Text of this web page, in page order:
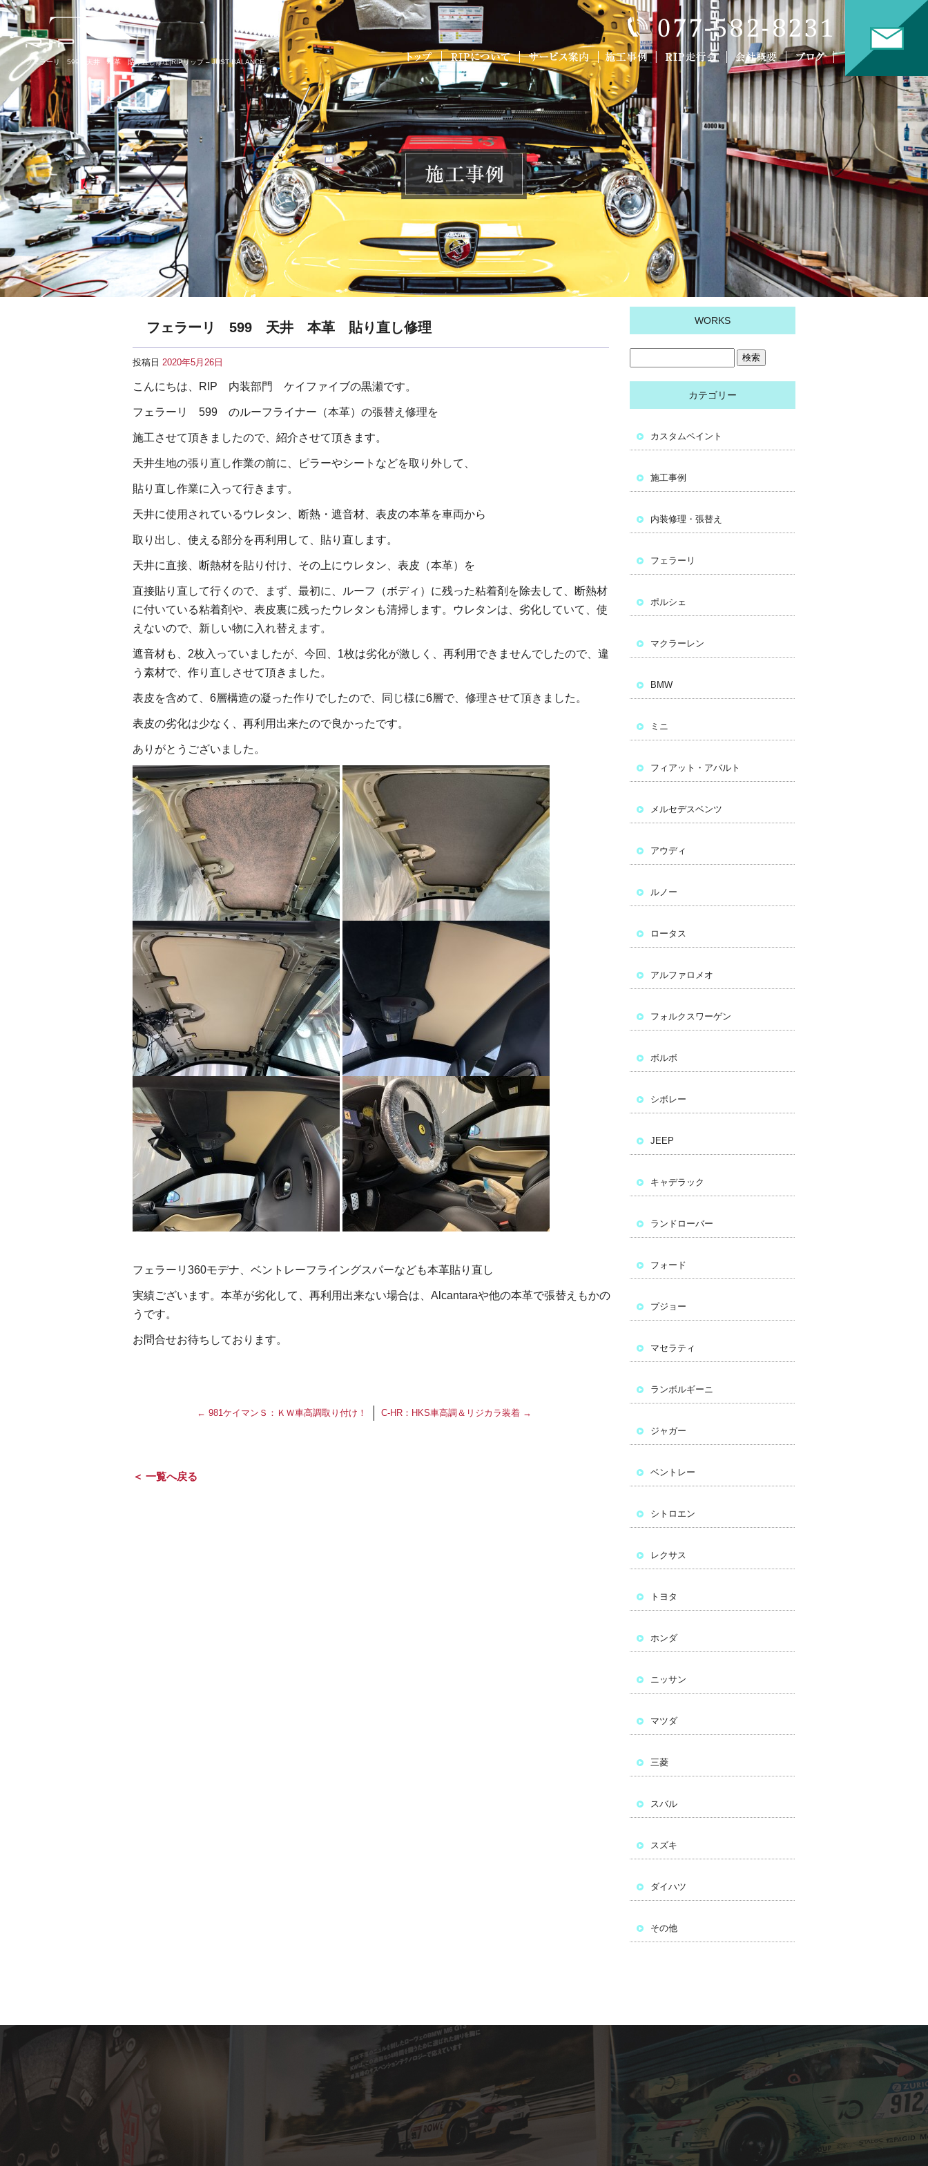
フェラーリ 599 天井 本革 貼り直し修理|RIPリップ – JUST BALANCE
フェラーリ 599 天井 本革 貼り直し修理
投稿日 2020年5月26日
こんにちは、RIP 内装部門 ケイファイブの黒瀬です。
フェラーリ 599 のルーフライナー（本革）の張替え修理を
施工させて頂きましたので、紹介させて頂きます。
天井生地の張り直し作業の前に、ピラーやシートなどを取り外して、
貼り直し作業に入って行きます。
天井に使用されているウレタン、断熱・遮音材、表皮の本革を車両から
取り出し、使える部分を再利用して、貼り直します。
天井に直接、断熱材を貼り付け、その上にウレタン、表皮（本革）を
直接貼り直して行くので、まず、最初に、ルーフ（ボディ）に残った粘着剤を除去して、断熱材
に付いている粘着剤や、表皮裏に残ったウレタンも清掃します。ウレタンは、劣化していて、使
えないので、新しい物に入れ替えます。
遮音材も、2枚入っていましたが、今回、1枚は劣化が激しく、再利用できませんでしたので、違
う素材で、作り直しさせて頂きました。
表皮を含めて、6層構造の凝った作りでしたので、同じ様に6層で、修理させて頂きました。
表皮の劣化は少なく、再利用出来たので良かったです。
ありがとうございました。
フェラーリ360モデナ、ベントレーフライングスパーなども本革貼り直し
実績ございます。本革が劣化して、再利用出来ない場合は、Alcantaraや他の本革で張替えもかの
うです。
お問合せお待ちしております。
← 981ケイマンＳ：ＫＷ車高調取り付け！ C-HR：HKS車高調＆リジカラ装着 →
＜ 一覧へ戻る
WORKS
カテゴリー
カスタムペイント
施工事例
内装修理・張替え
フェラーリ
ポルシェ
マクラーレン
BMW
ミニ
フィアット・アバルト
メルセデスベンツ
アウディ
ルノー
ロータス
アルファロメオ
フォルクスワーゲン
ボルボ
シボレー
JEEP
キャデラック
ランドローバー
フォード
プジョー
マセラティ
ランボルギーニ
ジャガー
ベントレー
シトロエン
レクサス
トヨタ
ホンダ
ニッサン
マツダ
三菱
スバル
スズキ
ダイハツ
その他